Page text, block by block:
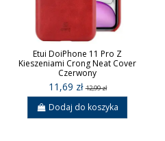
Etui DoiPhone 11 Pro Z
Kieszeniami Crong Neat Cover
Czerwony
11,69 zł12,99 zł
Dodaj do koszyka